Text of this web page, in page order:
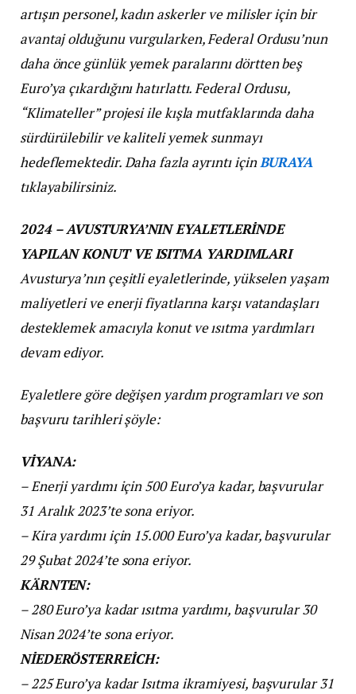
artışın personel, kadın askerler ve milisler için bir
avantaj olduğunu vurgularken, Federal Ordusu’nun
daha önce günlük yemek paralarını dörtten beş
Euro’ya çıkardığını hatırlattı. Federal Ordusu,
“Klimateller” projesi ile kışla mutfaklarında daha
sürdürülebilir ve kaliteli yemek sunmayı
hedeflemektedir.Daha fazla ayrıntı içinBURAYA
tıklayabilirsiniz.
2024 – AVUSTURYA’NIN EYALETLERİNDE
YAPILAN KONUT VE ISITMA YARDIMLARI
Avusturya’nın çeşitli eyaletlerinde, yükselen yaşam
maliyetleri ve enerji fiyatlarına karşı vatandaşları
desteklemek amacıyla konut ve ısıtma yardımları
devam ediyor.
Eyaletlere göre değişen yardım programları ve son
başvuru tarihleri şöyle:
VİYANA:
– Enerji yardımı için 500 Euro’ya kadar, başvurular
31 Aralık 2023’te sona eriyor.
– Kira yardımı için 15.000 Euro’ya kadar, başvurular
29 Şubat 2024’te sona eriyor.
KÄRNTEN:
– 280 Euro’ya kadar ısıtma yardımı, başvurular 30
Nisan 2024’te sona eriyor.
NİEDERÖSTERREİCH:
– 225 Euro’ya kadar Isıtma ikramiyesi, başvurular 31